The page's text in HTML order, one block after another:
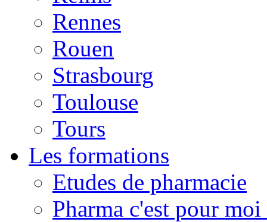
Rennes
Rouen
Strasbourg
Toulouse
Tours
Les formations
Etudes de pharmacie
Pharma c'est pour